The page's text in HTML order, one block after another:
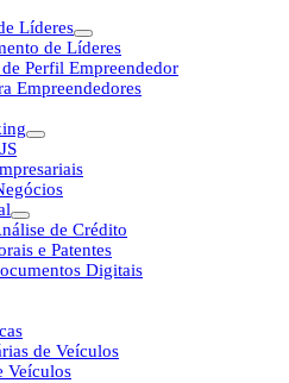
Líderes
de Líderes
Perfil Empreendedor
Empreendedores
de Crédito
e Patentes
Digitais
de Veículos
Veículos